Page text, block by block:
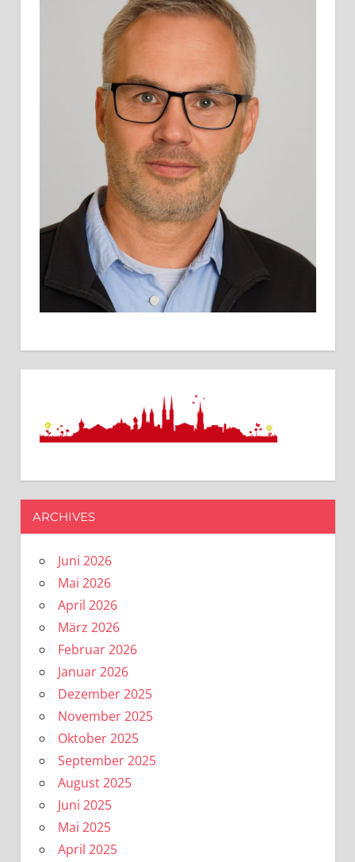
ARCHIVES
Juni 2026
Mai 2026
April 2026
März 2026
Februar 2026
Januar 2026
Dezember 2025
November 2025
Oktober 2025
September 2025
August 2025
Juni 2025
Mai 2025
April 2025